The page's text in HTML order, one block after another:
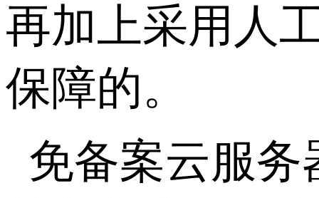
再加上采用人
保障的。
免备案云服务